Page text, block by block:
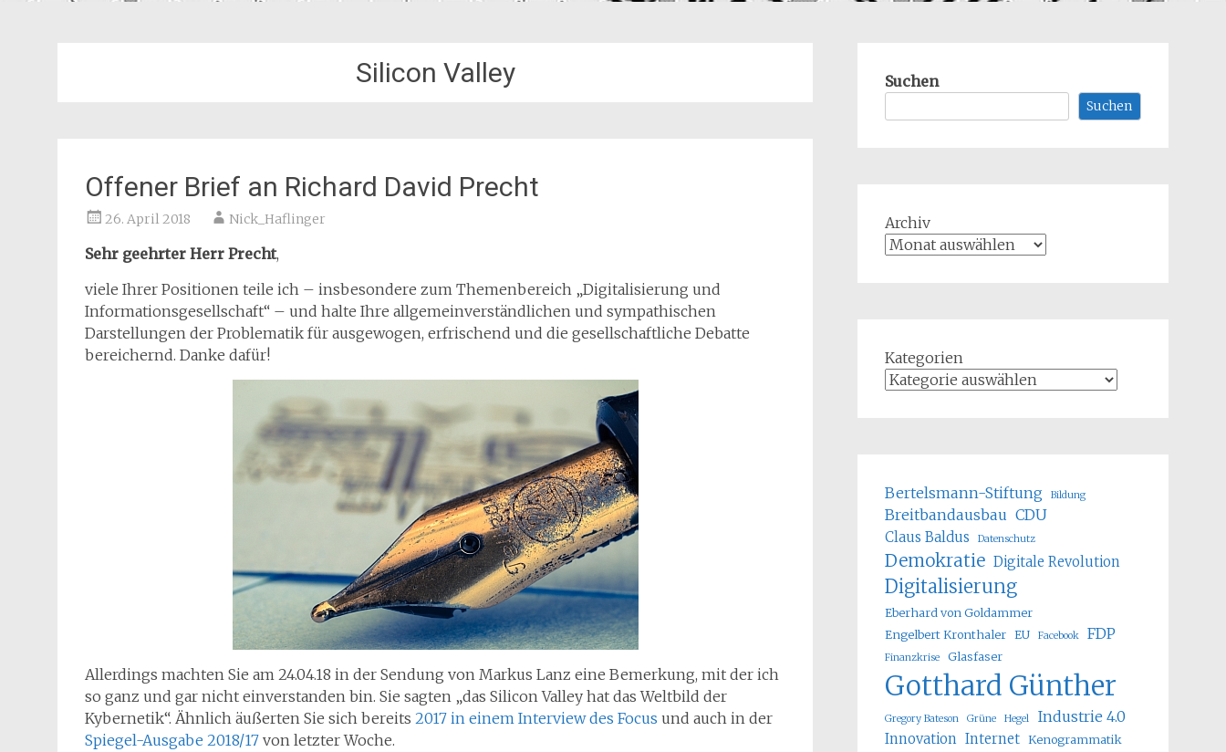
Silicon Valley
Offener Brief an Richard David Precht
26. April 2018 Nick_Haflinger
Sehr geehrter Herr Precht,
viele Ihrer Positionen teile ich – insbesondere zum Themenbereich „Digitalisierung und
Informationsgesellschaft“ – und halte Ihre allgemeinverständlichen und sympathischen
Darstellungen der Problematik für ausgewogen, erfrischend und die gesellschaftliche Debatte
bereichernd. Danke dafür!
Allerdings machten Sie am 24.04.18 in der Sendung von Markus Lanz eine Bemerkung, mit der ich
so ganz und gar nicht einverstanden bin. Sie sagten „das Silicon Valley hat das Weltbild der
Kybernetik“. Ähnlich äußerten Sie sich bereits 2017 in einem Interview des Focus und auch in der
Spiegel-Ausgabe 2018/17 von letzter Woche.
Suchen
Suchen
Archiv
Kategorien
Bertelsmann-Stiftung Bildung
Breitbandausbau CDU
Claus Baldus Datenschutz
Demokratie Digitale Revolution
Digitalisierung
Eberhard von Goldammer
Engelbert Kronthaler EU Facebook FDP
Finanzkrise Glasfaser
Gotthard Günther
Gregory Bateson Grüne Hegel Industrie 4.0
Innovation Internet Kenogrammatik